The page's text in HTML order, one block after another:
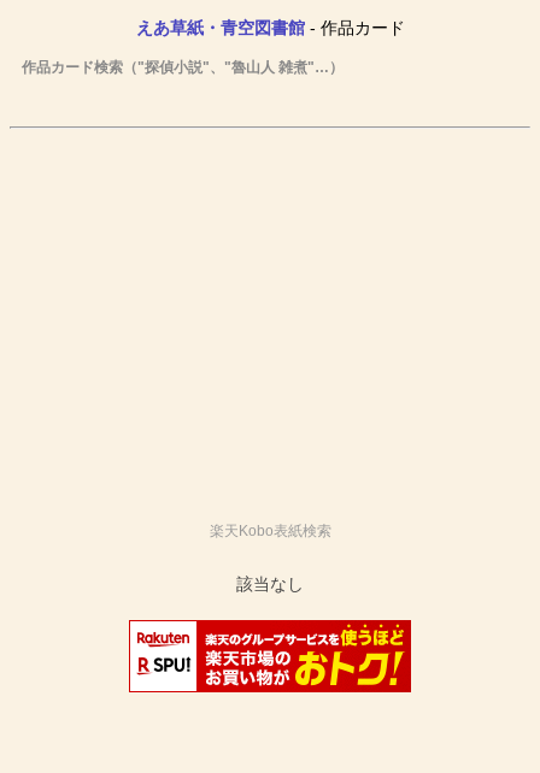
えあ草紙・青空図書館- 作品カード
作品カード検索（"探偵小説"、"魯山人 雑煮"…）
楽天Kobo表紙検索